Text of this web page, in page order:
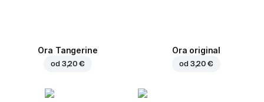
Ora Tangerine
od 3,20 €
Ora original
od 3,20 €